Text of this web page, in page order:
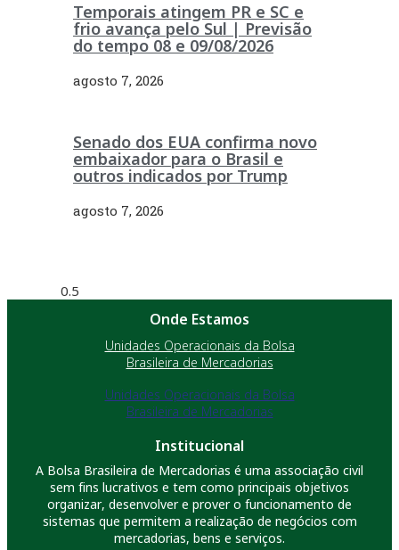
Temporais atingem PR e SC e
frio avança pelo Sul | Previsão
do tempo 08 e 09/08/2026
agosto 7, 2026
Senado dos EUA confirma novo
embaixador para o Brasil e
outros indicados por Trump
agosto 7, 2026
Onde Estamos
Unidades Operacionais da Bolsa
Brasileira de Mercadorias
Unidades Operacionais da Bolsa
Brasileira de Mercadorias
Institucional
A Bolsa Brasileira de Mercadorias é uma associação civil
sem fins lucrativos e tem como principais objetivos
organizar, desenvolver e prover o funcionamento de
sistemas que permitem a realização de negócios com
mercadorias, bens e serviços.